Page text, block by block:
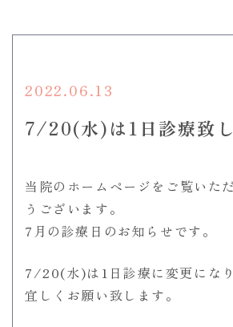
2022.06.13
7/20(水)は1日診療致し
当院のホームページをご覧いた
うございます。
7月の診療日のお知らせです。
7/20(水)は1日診療に変更になり
宜しくお願い致します。